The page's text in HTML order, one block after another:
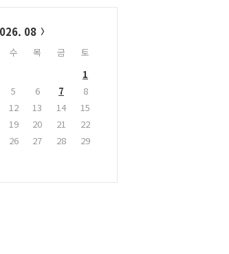
08
수 목 금
토
1
5 6 7
8
12 13 14
15
19 20 21
22
26 27 28
29